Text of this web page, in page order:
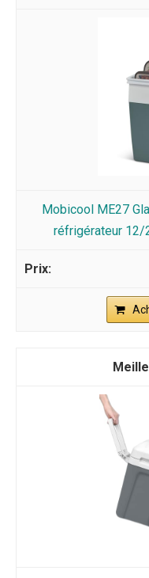
Mobicool ME27
réfrigérateur 12/